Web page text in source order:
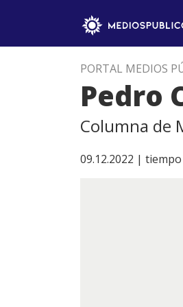
PORTAL MEDIOS
Pedro
Columna de
09.12.2022 | tiempo